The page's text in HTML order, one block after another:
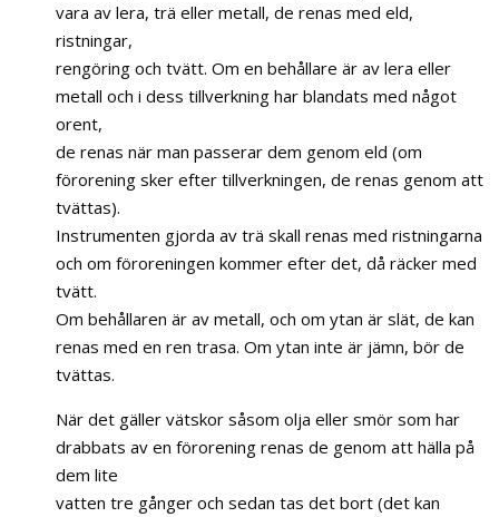
vara av lera, trä eller metall, de renas med eld,
ristningar,
rengöring och tvätt. Om en behållare är av lera eller
metall och i dess tillverkning har blandats med något
orent,
de renas när man passerar dem genom eld (om
förorening sker efter tillverkningen, de renas genom att
tvättas).
Instrumenten gjorda av trä skall renas med ristningarna
och om föroreningen kommer efter det, då räcker med
tvätt.
Om behållaren är av metall, och om ytan är slät, de kan
renas med en ren trasa. Om ytan inte är jämn, bör de
tvättas.
När det gäller vätskor såsom olja eller smör som har
drabbats av en förorening renas de genom att hälla på
dem lite
vatten tre gånger och sedan tas det bort (det kan